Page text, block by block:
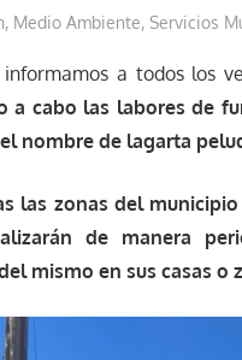
, Medio Ambiente, Servicios
a todos los
a cabo las labores de
nombre de lagarta
las zonas del
de manera
mismo en sus casas o